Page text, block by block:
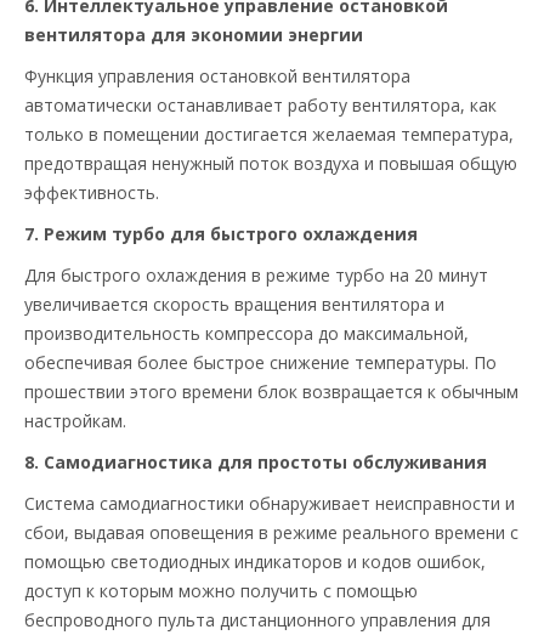
6. Интеллектуальное управление остановкой
вентилятора для экономии энергии
Функция управления остановкой вентилятора
автоматически останавливает работу вентилятора, как
только в помещении достигается желаемая температура,
предотвращая ненужный поток воздуха и повышая общую
эффективность.
7. Режим турбо для быстрого охлаждения
Для быстрого охлаждения в режиме турбо на 20 минут
увеличивается скорость вращения вентилятора и
производительность компрессора до максимальной,
обеспечивая более быстрое снижение температуры. По
прошествии этого времени блок возвращается к обычным
настройкам.
8. Самодиагностика для простоты обслуживания
Система самодиагностики обнаруживает неисправности и
сбои, выдавая оповещения в режиме реального времени с
помощью светодиодных индикаторов и кодов ошибок,
доступ к которым можно получить с помощью
беспроводного пульта дистанционного управления для